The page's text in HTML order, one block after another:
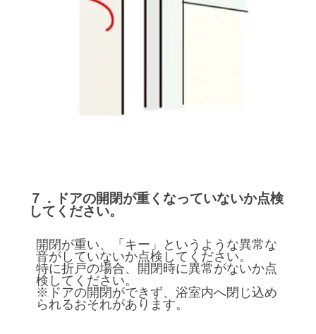
７．ドアの開閉が重くなっていないか点検
してください。
開閉が重い、「キー」というような異常な
音がしていないか点検してください。
特に折戸の場合、開閉時に異常がないか点
検してください。
※ドアの開閉ができず、浴室内へ閉じ込め
られるおそれがあります。